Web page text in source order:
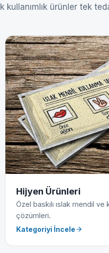
ürünler tek
Hijyen Ürünleri
Özel baskılı ıslak mendil ve
çözümleri.
Kategoriyi İncele